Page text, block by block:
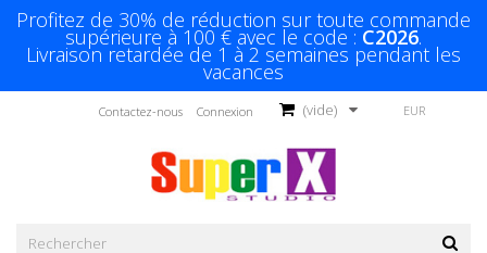
Profitez de 30% de réduction sur toute commande
supérieure à 100 € avec le code : C2026.
Livraison retardée de 1 à 2 semaines pendant les
vacances
EUR
(vide)
Connexion
Contactez-nous